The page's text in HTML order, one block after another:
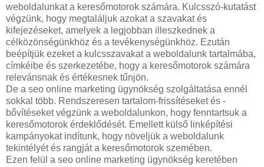
weboldalunkat a keresőmotorok számára. Kulcsszó-kutatást
végzünk, hogy megtaláljuk azokat a szavakat és
kifejezéseket, amelyek a legjobban illeszkednek a
célközönségünkhöz és a tevékenységünkhöz. Ezután
beépítjük ezeket a kulcsszavakat a weboldalunk tartalmába,
címkéibe és szerkezetébe, hogy a keresőmotorok számára
relevánsnak és értékesnek tűnjön.
De a seo online marketing ügynökség szolgáltatása ennél
sokkal több. Rendszeresen tartalom-frissítéseket és -
bővítéseket végzünk a weboldalunkon, hogy fenntartsuk a
keresőmotorok érdeklődését. Emellett külső linképítési
kampányokat indítunk, hogy növeljük a weboldalunk
tekintélyét és rangját a keresőmotorok szemében.
Ezen felül a seo online marketing ügynökség keretében